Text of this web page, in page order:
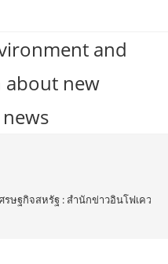
and
new
รษฐกิจสหรัฐ : สำนักข่าวอินโฟเควสท์